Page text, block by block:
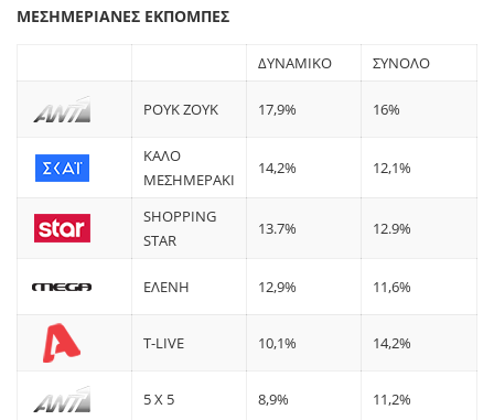
ΜΕΣΗΜΕΡΙΑΝΕΣ ΕΚΠΟΜΠΕΣ
ΔΥΝΑΜΙΚΟ ΣΥΝΟΛΟ
ΡΟΥΚ ΖΟΥΚ 17,9% 16%
ΚΑΛΟ
ΜΕΣΗΜΕΡΑΚΙ
14,2% 12,1%
SHOPPING
STAR
13.7% 12.9%
ΕΛΕΝΗ 12,9% 11,6%
T-LIVE 10,1% 14,2%
5 X 5 8,9% 11,2%